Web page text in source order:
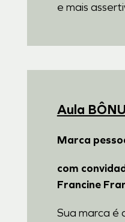
e mais
Aula
Marca
com
Francine
Sua marca é